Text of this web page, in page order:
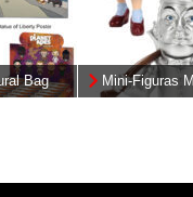
Bag
Mini-Figuras
Metal Fundido